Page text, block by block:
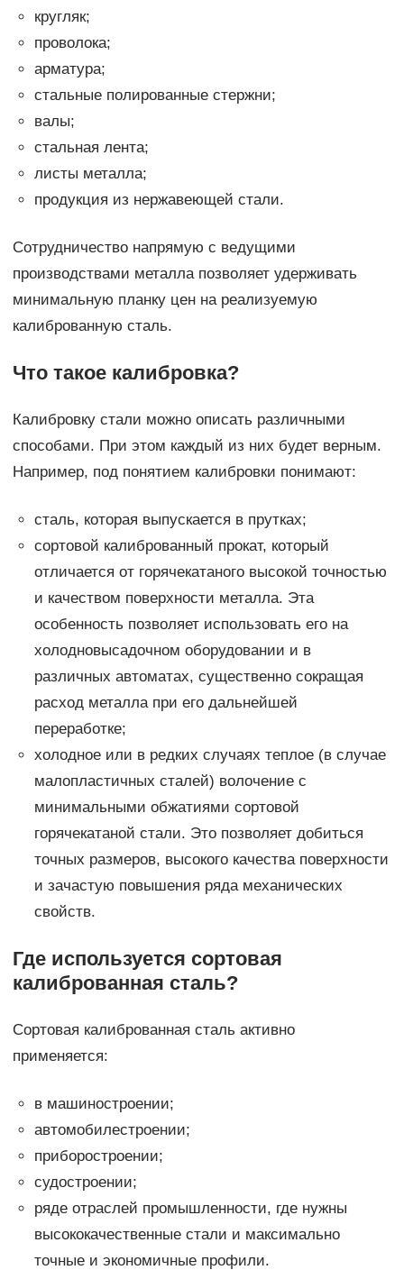
кругляк;
проволока;
арматура;
стальные полированные стержни;
валы;
стальная лента;
листы металла;
продукция из нержавеющей стали.
Сотрудничество напрямую с ведущими
производствами металла позволяет удерживать
минимальную планку цен на реализуемую
калиброванную сталь.
Что такое калибровка?
Калибровку стали можно описать различными
способами. При этом каждый из них будет верным.
Например, под понятием калибровки понимают:
сталь, которая выпускается в прутках;
сортовой калиброванный прокат, который
отличается от горячекатаного высокой точностью
и качеством поверхности металла. Эта
особенность позволяет использовать его на
холодновысадочном оборудовании и в
различных автоматах, существенно сокращая
расход металла при его дальнейшей
переработке;
холодное или в редких случаях теплое (в случае
малопластичных сталей) волочение с
минимальными обжатиями сортовой
горячекатаной стали. Это позволяет добиться
точных размеров, высокого качества поверхности
и зачастую повышения ряда механических
свойств.
Где используется сортовая
калиброванная сталь?
Сортовая калиброванная сталь активно
применяется:
в машиностроении;
автомобилестроении;
приборостроении;
судостроении;
ряде отраслей промышленности, где нужны
высококачественные стали и максимально
точные и экономичные профили.